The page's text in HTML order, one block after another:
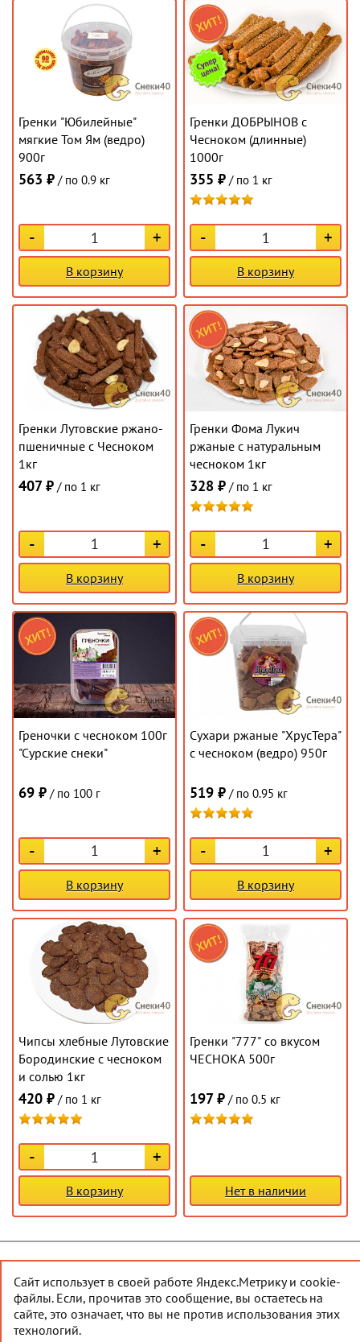
Гренки "Юбилейные"
мягкие Том Ям (ведро)
900г
563 ₽ / по 0.9 кг
- +
В корзину
Гренки ДОБРЫНОВ с
Чесноком (длинные)
1000г
355 ₽ / по 1 кг
- +
В корзину
Гренки Лутовские ржано-
пшеничные с Чесноком
1кг
407 ₽ / по 1 кг
- +
В корзину
Гренки Фома Лукич
ржаные с натуральным
чесноком 1кг
328 ₽ / по 1 кг
- +
В корзину
Греночки с чесноком 100г
"Сурские снеки"
69 ₽ / по 100 г
- +
В корзину
Сухари ржаные "ХрусТера"
с чесноком (ведро) 950г
519 ₽ / по 0.95 кг
- +
В корзину
Чипсы хлебные Лутовские
Бородинские с чесноком
и солью 1кг
420 ₽ / по 1 кг
- +
В корзину
Гренки "777" со вкусом
ЧЕСНОКА 500г
197 ₽ / по 0.5 кг
Нет в наличии
Создание сайта— АйТи-Эскорт
Сайт использует в своей работе Яндекс.Метрику и cookie-
файлы. Если, прочитав это сообщение, вы остаетесь на
сайте, это означает, что вы не против использования этих
технологий.